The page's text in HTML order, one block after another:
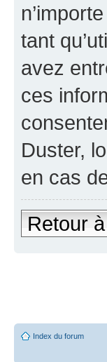
tant
avez
ces
Duster,
en cas
Retour
Index du forum